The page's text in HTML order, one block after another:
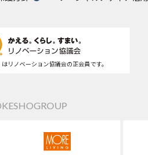
はリノベーション協議会の正会員です。